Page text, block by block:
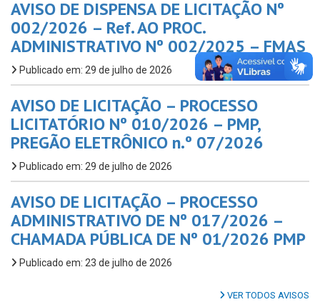
AVISO DE DISPENSA DE LICITAÇÃO Nº
002/2026 – Ref. AO PROC.
ADMINISTRATIVO Nº 002/2025 – FMAS
Publicado em: 29 de julho de 2026
AVISO DE LICITAÇÃO – PROCESSO
LICITATÓRIO Nº 010/2026 – PMP,
PREGÃO ELETRÔNICO n.º 07/2026
Publicado em: 29 de julho de 2026
AVISO DE LICITAÇÃO – PROCESSO
ADMINISTRATIVO DE Nº 017/2026 –
CHAMADA PÚBLICA DE Nº 01/2026 PMP
Publicado em: 23 de julho de 2026
VER TODOS AVISOS